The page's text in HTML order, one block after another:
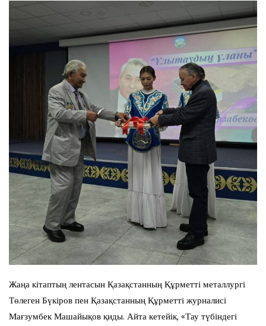
Жаңа кітаптың лентасын Қазақстанның Құрметті металлургі
Төлеген Бүкіров пен Қазақстанның Құрметті журналисі
Мағзумбек Машайықов қиды. Айта кетейік, «Тау түбіндегі